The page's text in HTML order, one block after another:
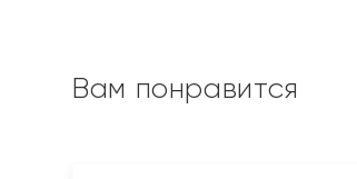
Вам понравится